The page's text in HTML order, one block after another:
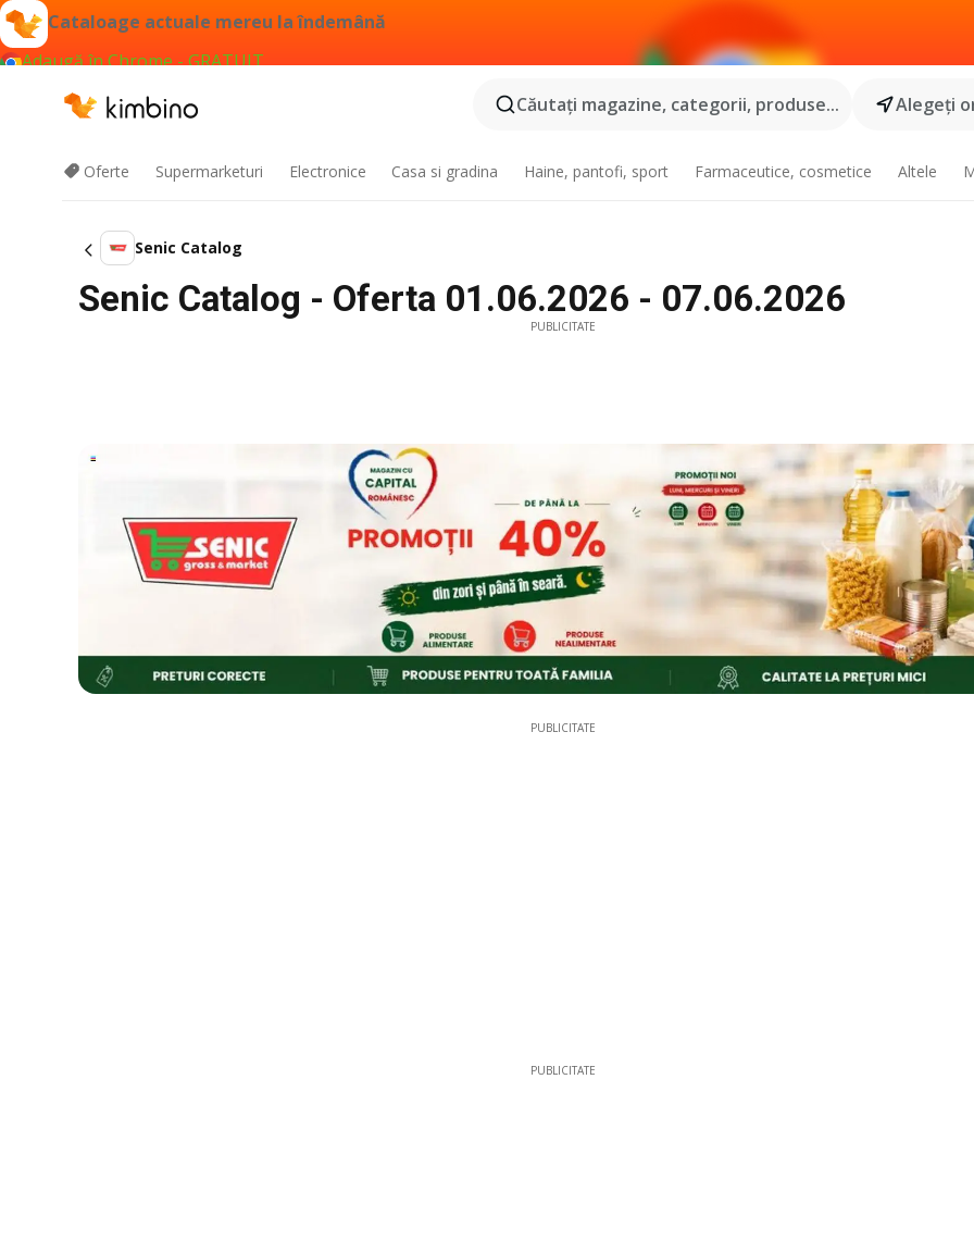
Cataloage actuale mereu la îndemână
Adaugă în Chrome - GRATUIT
Căutaţi magazine, categorii, produse...
Alegeţi
Oferte Supermarketuri Electronice Casa si gradina Haine, pantofi, sport Farmaceutice, cosmetice Altele
Senic Catalog
Senic Catalog - Oferta 01.06.2026 - 07.06.2026
PUBLICITATE
PUBLICITATE
PUBLICITATE